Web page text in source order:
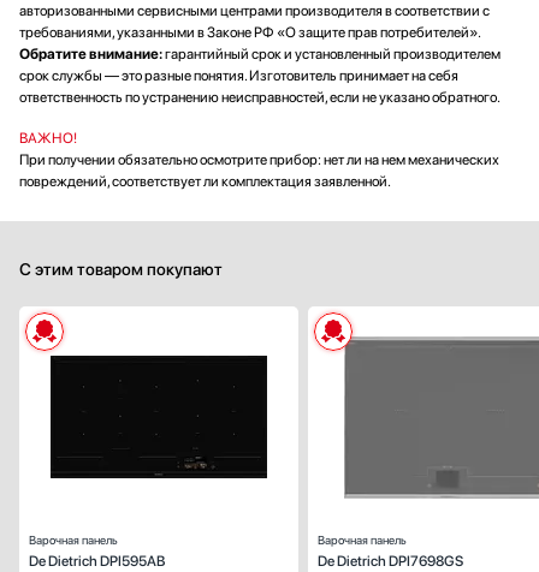
авторизованными сервисными центрами производителя в соответствии с
требованиями, указанными в Законе РФ «О защите прав потребителей».
Обратите внимание:гарантийный срок и установленный производителем
срок службы — это разные понятия. Изготовитель принимает на себя
ответственность по устранению неисправностей, если не указано обратного.
ВАЖНО!
При получении обязательно осмотрите прибор: нет ли на нем механических
повреждений, соответствует ли комплектация заявленной.
С этим товаром покупают
Варочная панель
De Dietrich DPI595AB
Варочная панель
De Dietrich DPI7698GS